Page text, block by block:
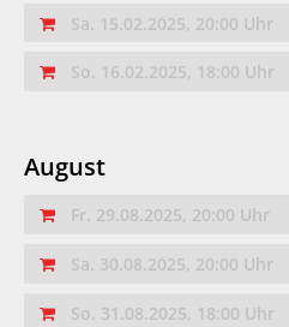
Sa. 15.02.2025, 20:00 Uhr
So. 16.02.2025, 18:00 Uhr
August
Fr. 29.08.2025, 20:00 Uhr
Sa. 30.08.2025, 20:00 Uhr
So. 31.08.2025, 18:00 Uhr